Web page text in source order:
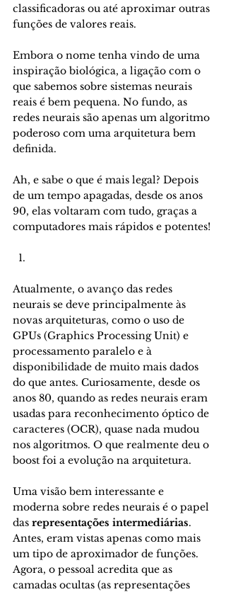
classificadoras ou até aproximar outras
funções de valores reais.
Embora o nome tenha vindo de uma
inspiração biológica, a ligação com o
que sabemos sobre sistemas neurais
reais é bem pequena. No fundo, as
redes neurais são apenas um algoritmo
poderoso com uma arquitetura bem
definida.
Ah, e sabe o que é mais legal? Depois
de um tempo apagadas, desde os anos
90, elas voltaram com tudo, graças a
computadores mais rápidos e potentes!
1.
Atualmente, o avanço das redes
neurais se deve principalmente às
novas arquiteturas, como o uso de
GPUs (Graphics Processing Unit) e
processamento paralelo e à
disponibilidade de muito mais dados
do que antes. Curiosamente, desde os
anos 80, quando as redes neurais eram
usadas para reconhecimento óptico de
caracteres (OCR), quase nada mudou
nos algoritmos. O que realmente deu o
boost foi a evolução na arquitetura.
Uma visão bem interessante e
moderna sobre redes neurais é o papel
das representações intermediárias.
Antes, eram vistas apenas como mais
um tipo de aproximador de funções.
Agora, o pessoal acredita que as
camadas ocultas (as representações